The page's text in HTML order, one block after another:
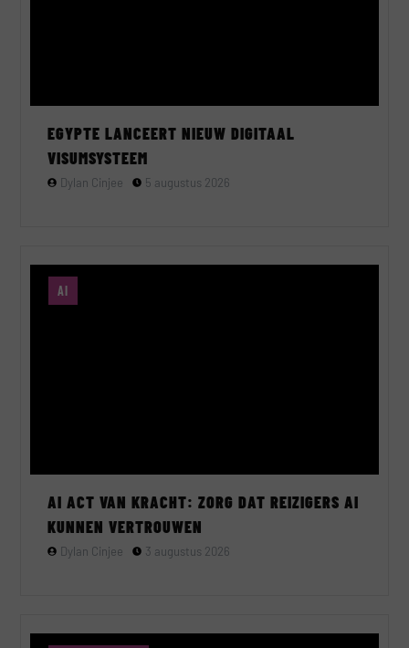
EGYPTE LANCEERT NIEUW DIGITAAL
VISUMSYSTEEM
Dylan Cinjee 5 augustus 2026
AI
AI ACT VAN KRACHT: ZORG DAT REIZIGERS AI
KUNNEN VERTROUWEN
Dylan Cinjee 3 augustus 2026